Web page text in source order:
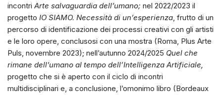
incontri Arte salvaguardia dell’umano; nel 2022/2023 il
progetto IO SIAMO. Necessità di un’esperienza , frutto di un
percorso di identificazione dei processi creativi con gli artisti
e le loro opere, conclusosi con una mostra (Roma, Plus Arte
Puls, novembre 2023); nell’autunno 2024/2025 Quel che
rimane dell’umano al tempo dell’Intelligenza Artificiale,
progetto che si è aperto con il ciclo di incontri
multidisciplinari e, a conclusione, l’omonimo libro (Bordeaux